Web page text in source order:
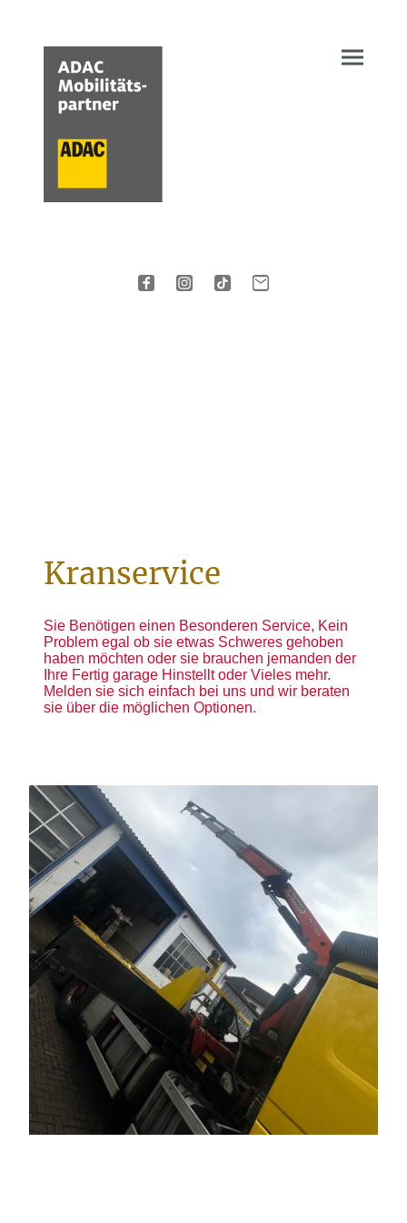
Kranservice
Sie Benötigen einen Besonderen Service, Kein
Problem egal ob sie etwas Schweres gehoben
haben möchten oder sie brauchen jemanden der
Ihre Fertig garage Hinstellt oder Vieles mehr.
Melden sie sich einfach bei uns und wir beraten
sie über die möglichen Optionen.